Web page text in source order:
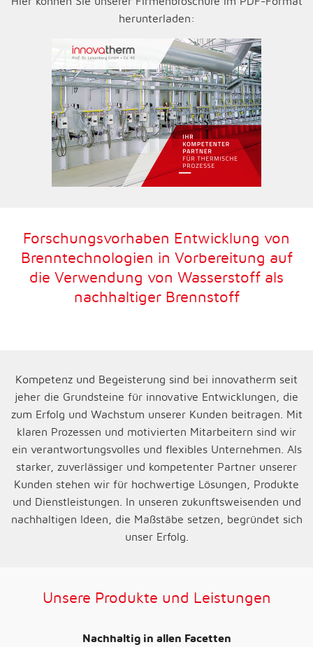
herunterladen:
Forschungsvorhaben Entwicklung von
Brenntechnologien in Vorbereitung auf
die Verwendung von Wasserstoff als
nachhaltiger Brennstoff
Kompetenz und Begeisterung sind bei innovatherm seit
jeher die Grundsteine für innovative Entwicklungen, die
zum Erfolg und Wachstum unserer Kunden beitragen. Mit
klaren Prozessen und motivierten Mitarbeitern sind wir
ein verantwortungsvolles und flexibles Unternehmen. Als
starker, zuverlässiger und kompetenter Partner unserer
Kunden stehen wir für hochwertige Lösungen, Produkte
und Dienstleistungen. In unseren zukunftsweisenden und
nachhaltigen Ideen, die Maßstäbe setzen, begründet sich
unser Erfolg.
Unsere Produkte und Leistungen
Nachhaltig in allen Facetten